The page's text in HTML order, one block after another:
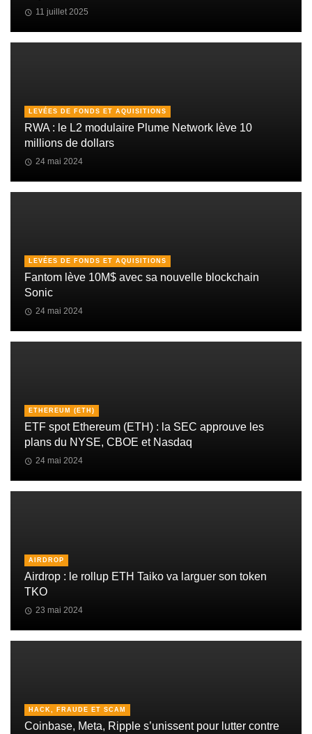
11 juillet 2025
LEVÉES DE FONDS ET AQUISITIONS
RWA : le L2 modulaire Plume Network lève 10
millions de dollars
24 mai 2024
LEVÉES DE FONDS ET AQUISITIONS
Fantom lève 10M$ avec sa nouvelle blockchain
Sonic
24 mai 2024
ETHEREUM (ETH)
ETF spot Ethereum (ETH) : la SEC approuve les
plans du NYSE, CBOE et Nasdaq
24 mai 2024
AIRDROP
Airdrop : le rollup ETH Taiko va larguer son token
TKO
23 mai 2024
HACK, FRAUDE ET SCAM
Coinbase, Meta, Ripple s’unissent pour lutter contre